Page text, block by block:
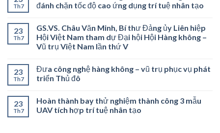
Th7
đánh chặn tốc độ cao ứng dụng trí tuệ nhân tạo
23
Th7
GS.VS. Châu Văn Minh, Bí thư Đảng ủy Liên hiệp
Hội Việt Nam tham dự Đại hội Hội Hàng không –
Vũ trụ Việt Nam lần thứ V
23
Th7
Đưa công nghệ hàng không – vũ trụ phục vụ phát
triển Thủ đô
23
Th7
Hoàn thành bay thử nghiệm thành công 3 mẫu
UAV tích hợp trí tuệ nhân tạo